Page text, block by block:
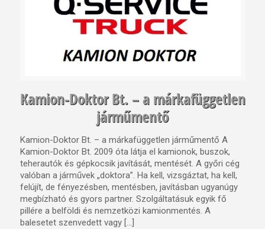
Kamion-Doktor Bt. – a márkafüggetlen
járműmentő
Kamion-Doktor Bt. – a márkafüggetlen járműmentő A
Kamion-Doktor Bt. 2009 óta látja el kamionok, buszok,
teherautók és gépkocsik javítását, mentését. A győri cég
valóban a járművek „doktora”. Ha kell, vizsgáztat, ha kell,
felújít, de fényezésben, mentésben, javításban ugyanúgy
megbízható és gyors partner. Szolgáltatásuk egyik fő
pillére a belföldi és nemzetközi kamionmentés. A
balesetet szenvedett vagy […]